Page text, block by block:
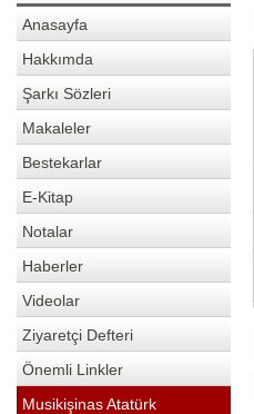
Anasayfa
Hakkımda
Şarkı Sözleri
Makaleler
Bestekarlar
E-Kitap
Notalar
Haberler
Videolar
Ziyaretçi Defteri
Önemli Linkler
Musikişinas Atatürk